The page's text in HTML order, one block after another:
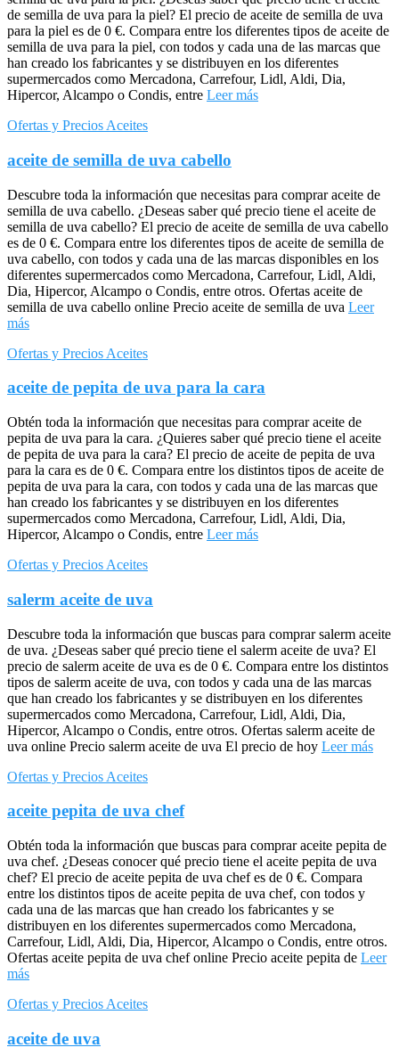
de semilla de uva para la piel? El precio de aceite de semilla de uva
para la piel es de 0 €. Compara entre los diferentes tipos de aceite de
semilla de uva para la piel, con todos y cada una de las marcas que
han creado los fabricantes y se distribuyen en los diferentes
supermercados como Mercadona, Carrefour, Lidl, Aldi, Dia,
Hipercor, Alcampo o Condis, entre Leer más
Ofertas y Precios Aceites
aceite de semilla de uva cabello
Descubre toda la información que necesitas para comprar aceite de
semilla de uva cabello. ¿Deseas saber qué precio tiene el aceite de
semilla de uva cabello? El precio de aceite de semilla de uva cabello
es de 0 €. Compara entre los diferentes tipos de aceite de semilla de
uva cabello, con todos y cada una de las marcas disponibles en los
diferentes supermercados como Mercadona, Carrefour, Lidl, Aldi,
Dia, Hipercor, Alcampo o Condis, entre otros. Ofertas aceite de
semilla de uva cabello online Precio aceite de semilla de uva Leer
más
Ofertas y Precios Aceites
aceite de pepita de uva para la cara
Obtén toda la información que necesitas para comprar aceite de
pepita de uva para la cara. ¿Quieres saber qué precio tiene el aceite
de pepita de uva para la cara? El precio de aceite de pepita de uva
para la cara es de 0 €. Compara entre los distintos tipos de aceite de
pepita de uva para la cara, con todos y cada una de las marcas que
han creado los fabricantes y se distribuyen en los diferentes
supermercados como Mercadona, Carrefour, Lidl, Aldi, Dia,
Hipercor, Alcampo o Condis, entre Leer más
Ofertas y Precios Aceites
salerm aceite de uva
Descubre toda la información que buscas para comprar salerm aceite
de uva. ¿Deseas saber qué precio tiene el salerm aceite de uva? El
precio de salerm aceite de uva es de 0 €. Compara entre los distintos
tipos de salerm aceite de uva, con todos y cada una de las marcas
que han creado los fabricantes y se distribuyen en los diferentes
supermercados como Mercadona, Carrefour, Lidl, Aldi, Dia,
Hipercor, Alcampo o Condis, entre otros. Ofertas salerm aceite de
uva online Precio salerm aceite de uva El precio de hoy Leer más
Ofertas y Precios Aceites
aceite pepita de uva chef
Obtén toda la información que buscas para comprar aceite pepita de
uva chef. ¿Deseas conocer qué precio tiene el aceite pepita de uva
chef? El precio de aceite pepita de uva chef es de 0 €. Compara
entre los distintos tipos de aceite pepita de uva chef, con todos y
cada una de las marcas que han creado los fabricantes y se
distribuyen en los diferentes supermercados como Mercadona,
Carrefour, Lidl, Aldi, Dia, Hipercor, Alcampo o Condis, entre otros.
Ofertas aceite pepita de uva chef online Precio aceite pepita de Leer
más
Ofertas y Precios Aceites
aceite de uva